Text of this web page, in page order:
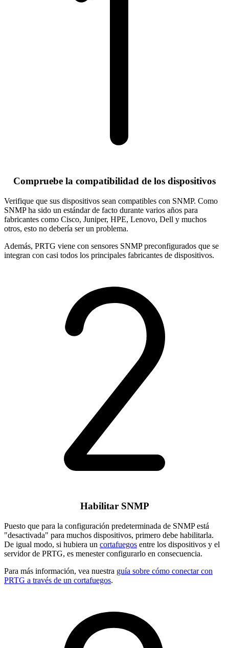
Compruebe la compatibilidad de los dispositivos
Verifique que sus dispositivos sean compatibles con SNMP. Como
SNMP ha sido un estándar de facto durante varios años para
fabricantes como Cisco, Juniper, HPE, Lenovo, Dell y muchos
otros, esto no debería ser un problema.
Además, PRTG viene con sensores SNMP preconfigurados que se
integran con casi todos los principales fabricantes de dispositivos.
Habilitar SNMP
Puesto que para la configuración predeterminada de SNMP está
"desactivada" para muchos dispositivos, primero debe habilitarla.
De igual modo, si hubiera un cortafuegos entre los dispositivos y el
servidor de PRTG, es menester configurarlo en consecuencia.
Para más información, vea nuestra guía sobre cómo conectar con
PRTG a través de un cortafuegos.